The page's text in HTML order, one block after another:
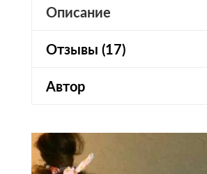
пользователей
Описание
Отзывы (17)
Автор